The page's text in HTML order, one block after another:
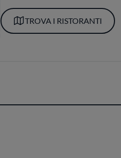
TROVA I RISTORANTI